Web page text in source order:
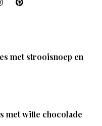
met strooisnoep en
met witte chocolade